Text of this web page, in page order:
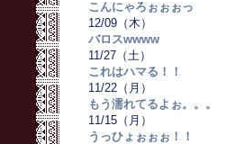
こんにゃろぉぉぉっ
12/09（木）
バロスwwww
11/27（土）
これはハマる！！
11/22（月）
もう濡れてるよぉ。。。
11/15（月）
うっひょぉぉぉ！！